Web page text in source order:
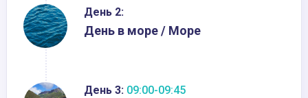
День 2:
День в море / Море
День 3: 09:00-09:45